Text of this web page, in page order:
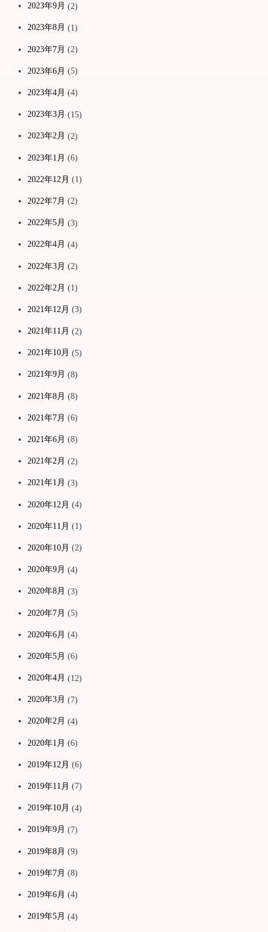
2023年9月 (2)
2023年8月 (1)
2023年7月 (2)
2023年6月 (5)
2023年4月 (4)
2023年3月 (15)
2023年2月 (2)
2023年1月 (6)
2022年12月 (1)
2022年7月 (2)
2022年5月 (3)
2022年4月 (4)
2022年3月 (2)
2022年2月 (1)
2021年12月 (3)
2021年11月 (2)
2021年10月 (5)
2021年9月 (8)
2021年8月 (8)
2021年7月 (6)
2021年6月 (8)
2021年2月 (2)
2021年1月 (3)
2020年12月 (4)
2020年11月 (1)
2020年10月 (2)
2020年9月 (4)
2020年8月 (3)
2020年7月 (5)
2020年6月 (4)
2020年5月 (6)
2020年4月 (12)
2020年3月 (7)
2020年2月 (4)
2020年1月 (6)
2019年12月 (6)
2019年11月 (7)
2019年10月 (4)
2019年9月 (7)
2019年8月 (9)
2019年7月 (8)
2019年6月 (4)
2019年5月 (4)